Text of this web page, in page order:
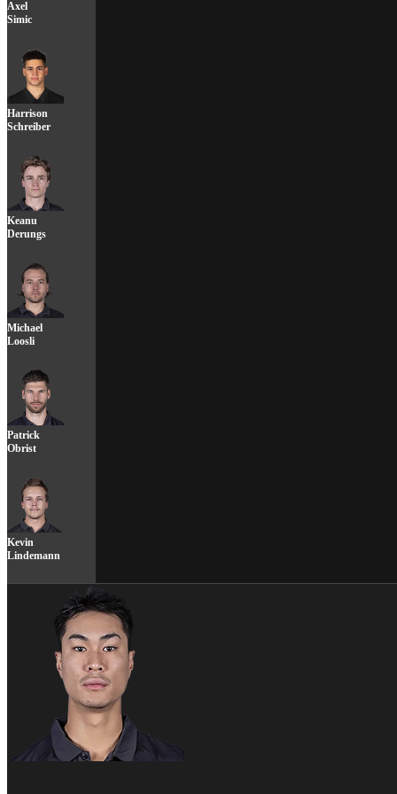
Axel
Simic
Harrison
Schreiber
Keanu
Derungs
Michael
Loosli
Patrick
Obrist
Kevin
Lindemann